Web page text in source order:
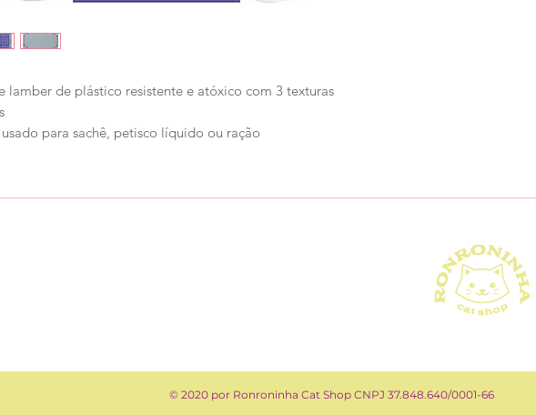
lamber de plástico resistente e atóxico com 3 texturas
para sachê, petisco líquido ou ração
© 2020 por Ronroninha Cat Shop CNPJ 37.848.640/0001-66